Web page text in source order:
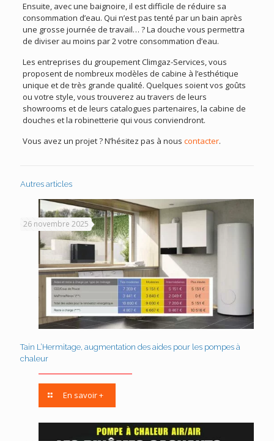
Ensuite, avec une baignoire, il est difficile de réduire sa
consommation d’eau. Qui n’est pas tenté par un bain après
une grosse journée de travail… ? La douche vous permettra
de diviser au moins par 2 votre consommation d’eau.
Les entreprises du groupement Climgaz-Services, vous
proposent de nombreux modèles de cabine à l’esthétique
unique et de très grande qualité. Quelques soient vos goûts
ou votre style, vous trouverez au travers de leurs
showrooms et de leurs catalogues partenaires, la cabine de
douches et la robinetterie qui vous conviendront.
Vous avez un projet ? N’hésitez pas à nous contacter.
Autres articles
26 novembre 2025
Tain L’Hermitage, augmentation des aides pour les pompes à
chaleur
En savoir +